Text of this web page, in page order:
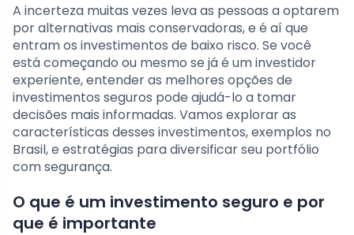
A incerteza muitas vezes leva as pessoas a optarem
por alternativas mais conservadoras, e é aí que
entram os investimentos de baixo risco. Se você
está começando ou mesmo se já é um investidor
experiente, entender as melhores opções de
investimentos seguros pode ajudá-lo a tomar
decisões mais informadas. Vamos explorar as
características desses investimentos, exemplos no
Brasil, e estratégias para diversificar seu portfólio
com segurança.
O que é um investimento seguro e por
que é importante